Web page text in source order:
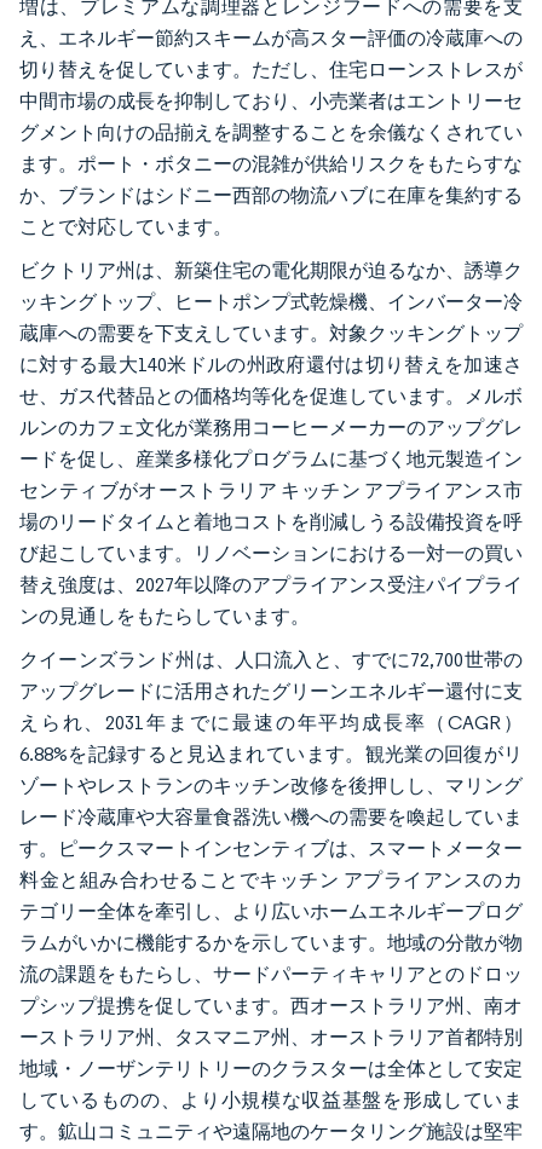
増は、プレミアムな調理器とレンジフードへの需要を支
え、エネルギー節約スキームが高スター評価の冷蔵庫への
切り替えを促しています。ただし、住宅ローンストレスが
中間市場の成長を抑制しており、小売業者はエントリーセ
グメント向けの品揃えを調整することを余儀なくされてい
ます。ポート・ボタニーの混雑が供給リスクをもたらすな
か、ブランドはシドニー西部の物流ハブに在庫を集約する
ことで対応しています。
ビクトリア州は、新築住宅の電化期限が迫るなか、誘導ク
ッキングトップ、ヒートポンプ式乾燥機、インバーター冷
蔵庫への需要を下支えしています。対象クッキングトップ
に対する最大140米ドルの州政府還付は切り替えを加速さ
せ、ガス代替品との価格均等化を促進しています。メルボ
ルンのカフェ文化が業務用コーヒーメーカーのアップグレ
ードを促し、産業多様化プログラムに基づく地元製造イン
センティブがオーストラリア キッチン アプライアンス市
場のリードタイムと着地コストを削減しうる設備投資を呼
び起こしています。リノベーションにおける一対一の買い
替え強度は、2027年以降のアプライアンス受注パイプライ
ンの見通しをもたらしています。
クイーンズランド州は、人口流入と、すでに72,700世帯の
アップグレードに活用されたグリーンエネルギー還付に支
えられ、2031年までに最速の年平均成長率（CAGR）
6.88%を記録すると見込まれています。観光業の回復がリ
ゾートやレストランのキッチン改修を後押しし、マリング
レード冷蔵庫や大容量食器洗い機への需要を喚起していま
す。ピークスマートインセンティブは、スマートメーター
料金と組み合わせることでキッチン アプライアンスのカ
テゴリー全体を牽引し、より広いホームエネルギープログ
ラムがいかに機能するかを示しています。地域の分散が物
流の課題をもたらし、サードパーティキャリアとのドロッ
プシップ提携を促しています。西オーストラリア州、南オ
ーストラリア州、タスマニア州、オーストラリア首都特別
地域・ノーザンテリトリーのクラスターは全体として安定
しているものの、より小規模な収益基盤を形成していま
す。鉱山コミュニティや遠隔地のケータリング施設は堅牢